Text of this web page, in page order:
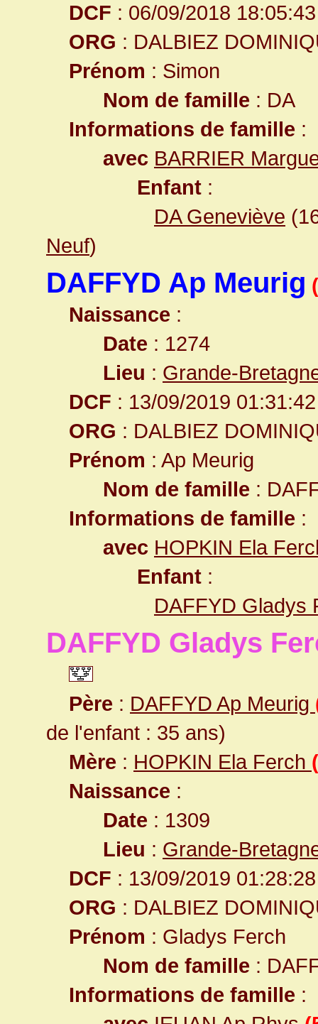
DCF : 06/09/2018 18:05:43
ORG : DALBIEZ
Prénom : Simon
Nom de famille : DA
Informations de famille :
avec BARRIER
Enfant :
DA Geneviève
Neuf)
DAFFYD Ap Meurig
Naissance :
Date : 1274
Lieu : Grande-
DCF : 13/09/2019 01:31:42
ORG : DALBIEZ
Prénom : Ap Meurig
Nom de famille :
Informations de famille :
avec HOPKIN Ela
Enfant :
DAFFYD Gladys
DAFFYD Gladys
Père : DAFFYD Ap Meurig
de l'enfant : 35 ans)
Mère : HOPKIN Ela Ferch
Naissance :
Date : 1309
Lieu : Grande-
DCF : 13/09/2019 01:28:28
ORG : DALBIEZ
Prénom : Gladys Ferch
Nom de famille :
Informations de famille :